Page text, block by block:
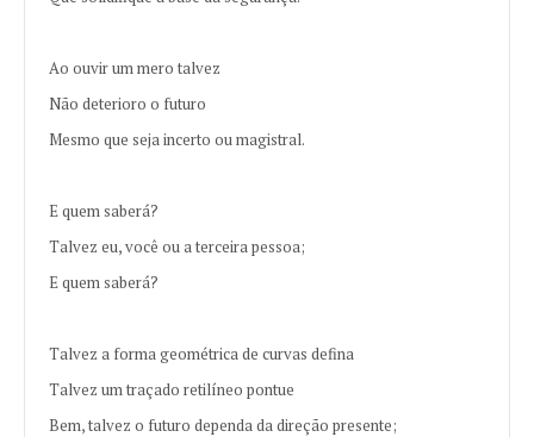
Ao ouvir um mero talvez
Não deterioro o futuro
Mesmo que seja incerto ou magistral.
E quem saberá?
Talvez eu, você ou a terceira pessoa;
E quem saberá?
Talvez a forma geométrica de curvas defina
Talvez um traçado retilíneo pontue
Bem, talvez o futuro dependa da direção presente;